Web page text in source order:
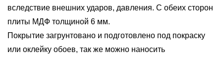
вследствие внешних ударов, давления. С обеих сторон
плиты МДФ толщиной 6 мм.
Покрытие загрунтовано и подготовлено под покраску
или оклейку обоев, так же можно наносить